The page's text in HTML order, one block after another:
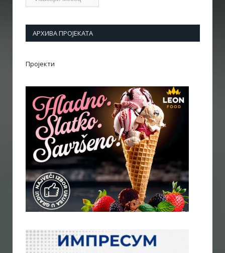
АРХИВА ПРОЈЕКАТА
Пројекти